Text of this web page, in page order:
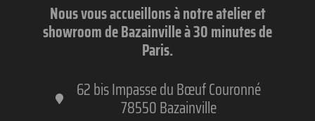
Nous vous accueillons à notre atelier et
showroom de Bazainville à 30 minutes de
Paris.
62 bis Impasse du Bœuf Couronné
78550 Bazainville